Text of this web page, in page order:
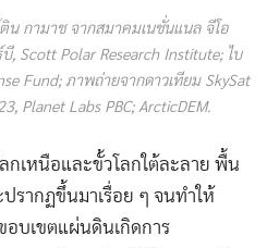
น กามาช จากสมาคมเนชั่นแนล จีโอ
, Scott Polar Research Institute; ไบ
Fund; ภาพถ่ายจากดาวเทียม SkySat
Planet Labs PBC; ArcticDEM.
กเหนือและขั้วโลกใต้ละลาย พื้น
รากฏขึ้นมาเรื่อย ๆ จนทำให้
บเขตแผ่นดินเกิดการ